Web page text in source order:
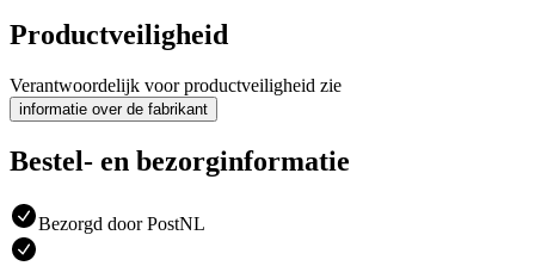
Productveiligheid
Verantwoordelijk voor productveiligheid zie
informatie over de fabrikant
Bestel- en bezorginformatie
Bezorgd door PostNL